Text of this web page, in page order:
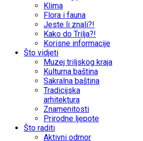
Klima
Flora i fauna
Jeste li znali?!
Kako do Trilja?!
Korisne informacije
Što vidjeti
Muzej triljskog kraja
Kulturna baština
Sakralna baština
Tradicijska
arhitektura
Znamenitosti
Prirodne ljepote
Što raditi
Aktivni odmor